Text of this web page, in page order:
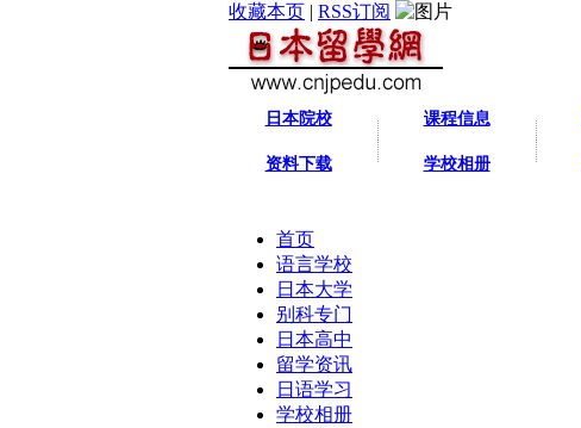
收藏本页 | RSS订阅
日本院校 课程信息
资料下载 学校相册
首页
语言学校
日本大学
别科专门
日本高中
留学资讯
日语学习
学校相册